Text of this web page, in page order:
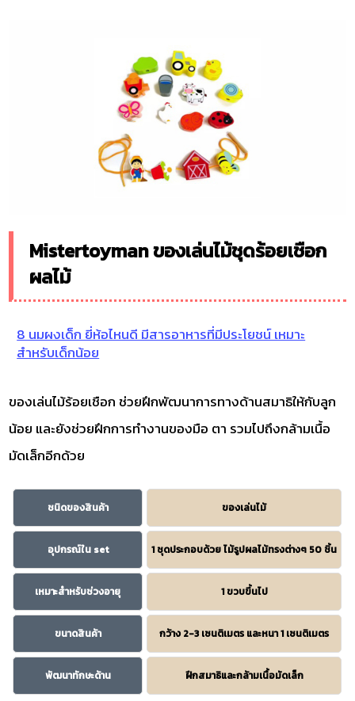
Mistertoyman ของเล่นไม้ชุดร้อยเชือก
ผลไม้
8 นมผงเด็ก ยี่ห้อไหนดี มีสารอาหารที่มีประโยชน์ เหมาะ
สำหรับเด็กน้อย
ของเล่นไม้ร้อยเชือก ช่วยฝึกพัฒนาการทางด้านสมาธิให้กับลูก
น้อย และยังช่วยฝึกการทำงานของมือ ตา รวมไปถึงกล้ามเนื้อ
มัดเล็กอีกด้วย
ชนิดของสินค้า ของเล่นไม้
อุปกรณ์ใน set 1 ชุดประกอบด้วย ไม้รูปผลไม้ทรงต่างๆ 50 ชิ้น
เหมาะสำหรับช่วงอายุ 1 ขวบขึ้นไป
ขนาดสินค้า กว้าง 2-3 เซนติเมตร และหนา 1 เซนติเมตร
พัฒนาทักษะด้าน ฝึกสมาธิและกล้ามเนื้อมัดเล็ก